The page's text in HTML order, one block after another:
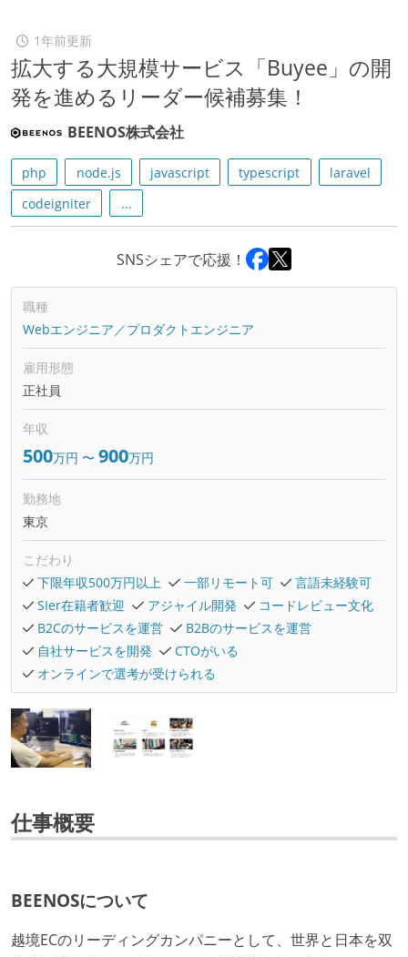
1年前更新
拡大する大規模サービス「Buyee」の開
発を進めるリーダー候補募集！
BEENOS株式会社
php node.js javascript typescript
laravel
codeigniter
...
SNSシェアで応援！
職種
Webエンジニア／プロダクトエンジニア
雇用形態
正社員
年収
500万円 〜 900万円
勤務地
東京
こだわり
下限年収500万円以上
一部リモート可
言語未経験可
SIer在籍者歓迎
アジャイル開発
コードレビュー文化
B2Cのサービスを運営
B2Bのサービスを運営
自社サービスを開発
CTOがいる
オンラインで選考が受けられる
仕事概要
BEENOSについて
越境ECのリーディングカンパニーとして、世界と日本を双